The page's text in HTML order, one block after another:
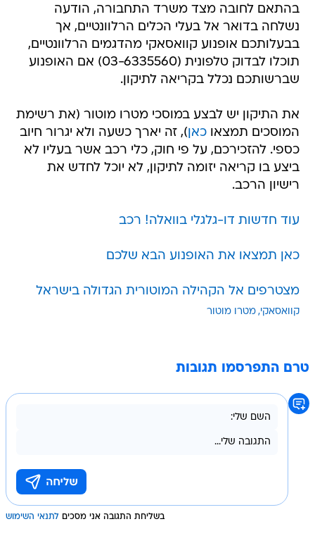
בהתאם לחובה מצד משרד התחבורה, הודעה
נשלחה בדואר אל בעלי הכלים הרלוונטיים, אך
בבעלותכם אופנוע קוואסאקי מהדגמים הרלוונטיים,
תוכלו לבדוק טלפונית (03-6335560) אם האופנוע
שברשותכם נכלל בקריאה לתיקון.
את התיקון יש לבצע במוסכי מטרו מוטור (את רשימת
המוסכים תמצאוכאן ), זה יארך כשעה ולא יגרור חיוב
כספי. להזכירכם, על פי חוק, כלי רכב אשר בעליו לא
ביצע בו קריאה יזומה לתיקון, לא יוכל לחדש את
רישיון הרכב.
עוד חדשות דו-גלגלי בוואלה! רכב
כאן תמצאו את האופנוע הבא שלכם
מצטרפים אל הקהילה המוטורית הגדולה בישראל
קוואסאקי מטרו מוטור
טרם התפרסמו תגובות
בשליחת התגובה אני מסכים לתנאי השימוש